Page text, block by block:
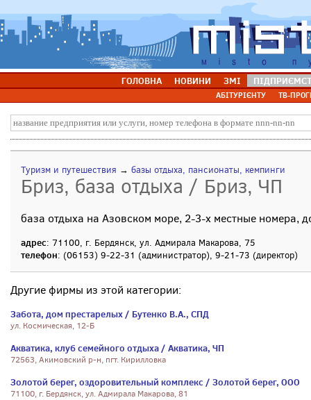
ГОЛОВНА НОВИНИ ЗМІ
АБІТУРІЄНТУ ТВ-
Туризм и путешествия → базы отдыха, пансионаты, кемпинги
Бриз, база отдыха / Бриз, ЧП
база отдыха на Азовском море, 2-3-х местные номера,
адрес: 71100, г. Бердянск, ул. Адмирала Макарова, 75
телефон: (06153) 9-22-31 (администратор), 9-21-73 (директор)
Другие фирмы из этой категории:
Забота, дом престарелых / Бутенко В.А., СПД
ул. Космическая, 12-Б
Акватика, клуб семейного отдыха / Акватика, ЧП
72563, Акимовский р-н, пгт. Кирилловка
Золотой берег, оздоровительный комплекс / Золотой берег, ООО
71100, г. Бердянск, ул. Адмирала Макарова, 81